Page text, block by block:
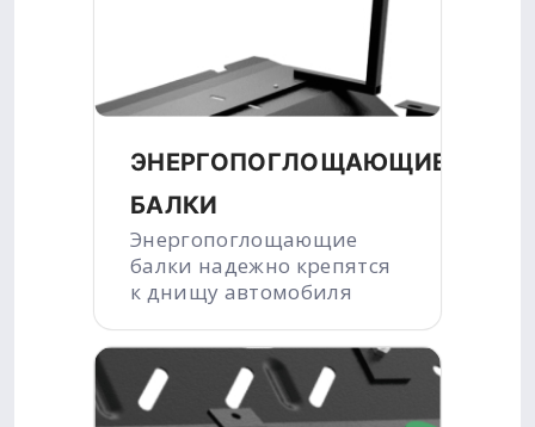
ЭНЕРГОПОГЛОЩАЮЩИЕ
БАЛКИ
Энергопоглощающие
балки надежно крепятся
к днищу автомобиля